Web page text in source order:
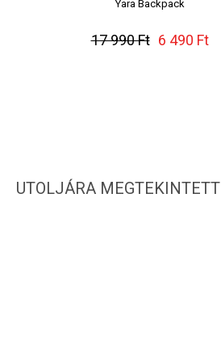
Yara Backpack
17 990 Ft 6 490 Ft
UTOLJÁRA MEGTEKINTETT